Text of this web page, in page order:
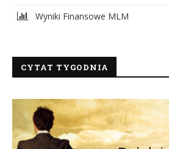
Wyniki Finansowe MLM
CYTAT TYGODNIA